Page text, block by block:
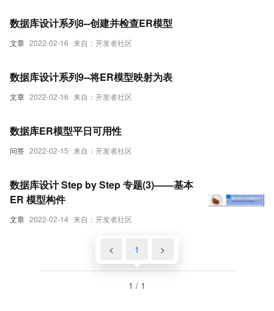
文章 2022-02-16 来自：开发者社区
数据库设计系列8--创建并检查ER模型
文章 2022-02-16 来自：开发者社区
数据库设计系列9--将ER模型映射为表
问答 2022-02-15 来自：开发者社区
数据库ER模型平日可用性
文章 2022-02-14 来自：开发者社区
数据库设计 Step by Step 专题(3)——基本
ER 模型构件
< 1 >
1 / 1